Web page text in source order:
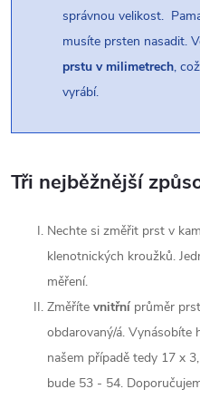
správnou velikost.
musíte prsten nasadit.
prstu v milimetrech,
vyrábí.
Tři nejběžnější
Nechte si změřit prst v
klenotnických kroužků.
měření.
Změříte vnitřní průměr
obdarovaný/á. Vynásobíte
našem případě tedy 17 x
bude 53 - 54.